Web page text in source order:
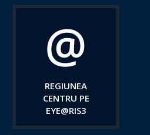
REGIUNEA
CENTRU PE
EYE@RIS3